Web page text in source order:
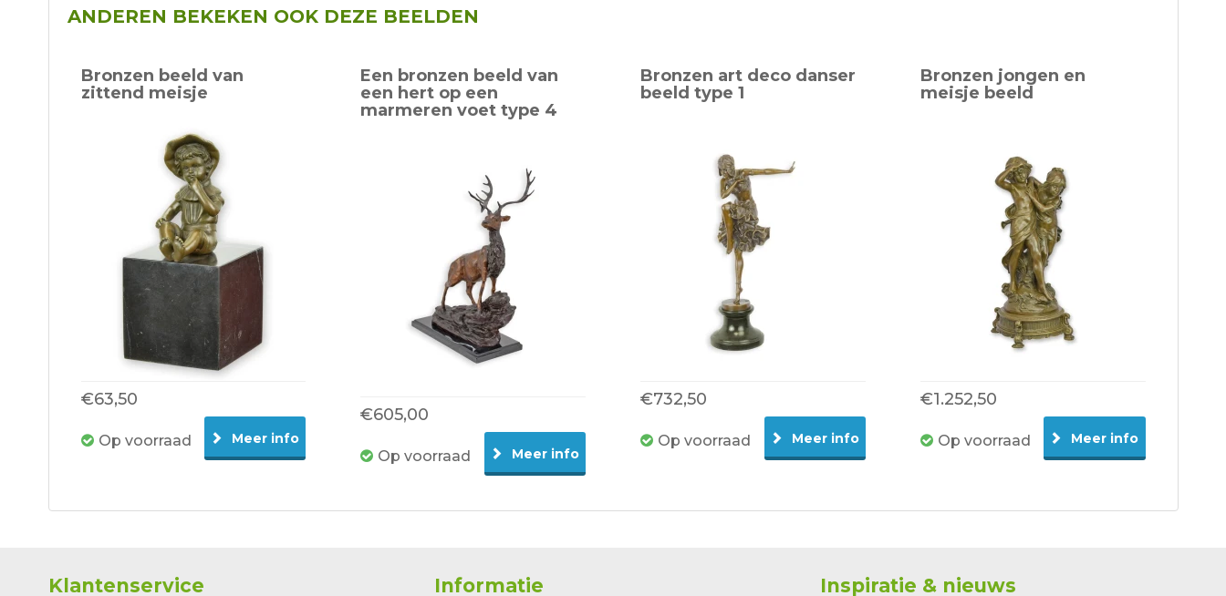
ANDEREN BEKEKEN OOK DEZE BEELDEN
Bronzen beeld van
zittend meisje
€63,50
Op voorraad Meer info
Een bronzen beeld van
een hert op een
marmeren voet type 4
€605,00
Op voorraad Meer info
Bronzen art deco danser
beeld type 1
€732,50
Op voorraad Meer info
Bronzen jongen en
meisje beeld
€1.252,50
Op voorraad Meer info
Klantenservice Informatie Inspiratie & nieuws